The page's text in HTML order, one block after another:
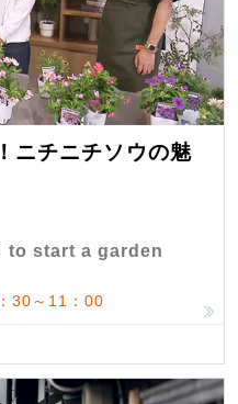
ニチニチソウの魅
to start a garden
30～11：00